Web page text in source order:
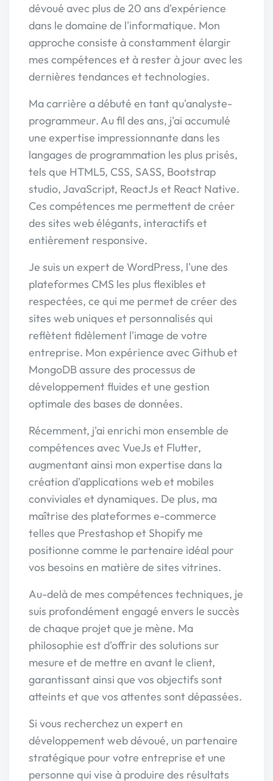
dévoué avec plus de 20 ans d'expérience
dans le domaine de l'informatique. Mon
approche consiste à constamment élargir
mes compétences et à rester à jour avec les
dernières tendances et technologies.
Ma carrière a débuté en tant qu'analyste-
programmeur. Au fil des ans, j'ai accumulé
une expertise impressionnante dans les
langages de programmation les plus prisés,
tels que HTML5, CSS, SASS, Bootstrap
studio, JavaScript, ReactJs et React Native.
Ces compétences me permettent de créer
des sites web élégants, interactifs et
entièrement responsive.
Je suis un expert de WordPress, l'une des
plateformes CMS les plus flexibles et
respectées, ce qui me permet de créer des
sites web uniques et personnalisés qui
reflètent fidèlement l'image de votre
entreprise. Mon expérience avec Github et
MongoDB assure des processus de
développement fluides et une gestion
optimale des bases de données.
Récemment, j'ai enrichi mon ensemble de
compétences avec VueJs et Flutter,
augmentant ainsi mon expertise dans la
création d'applications web et mobiles
conviviales et dynamiques. De plus, ma
maîtrise des plateformes e-commerce
telles que Prestashop et Shopify me
positionne comme le partenaire idéal pour
vos besoins en matière de sites vitrines.
Au-delà de mes compétences techniques, je
suis profondément engagé envers le succès
de chaque projet que je mène. Ma
philosophie est d'offrir des solutions sur
mesure et de mettre en avant le client,
garantissant ainsi que vos objectifs sont
atteints et que vos attentes sont dépassées.
Si vous recherchez un expert en
développement web dévoué, un partenaire
stratégique pour votre entreprise et une
personne qui vise à produire des résultats